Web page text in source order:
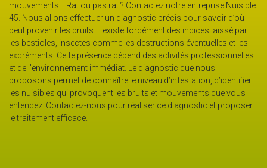
mouvements… Rat ou pas rat ? Contactez notre entreprise Nuisible
45. Nous allons effectuer un diagnostic précis pour savoir d’où
peut provenir les bruits. Il existe forcément des indices laissé par
les bestioles, insectes comme les destructions éventuelles et les
excréments. Cette présence dépend des activités professionnelles
et de l’environnement immédiat. Le diagnostic que nous
proposons permet de connaître le niveau d’infestation, d’identifier
les nuisibles qui provoquent les bruits et mouvements que vous
entendez. Contactez-nous pour réaliser ce diagnostic et proposer
le traitement efficace.